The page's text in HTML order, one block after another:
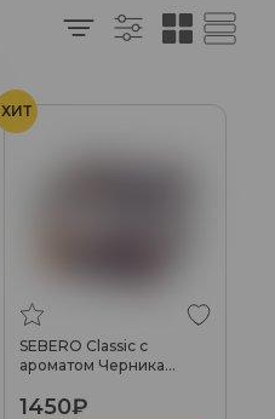
ХИТ
SEBERO Classic с
ароматом Черника
1450₽